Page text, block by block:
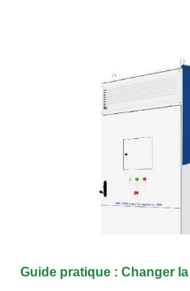
Guide pratique : Changer